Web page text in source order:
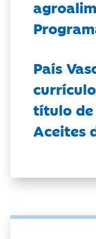
País
título de
Aceites